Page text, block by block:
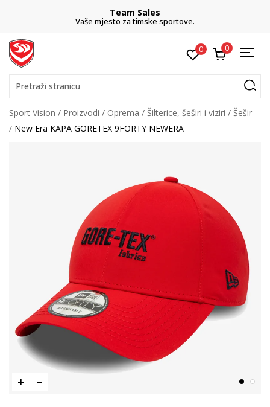
Team Sales
Vaše mjesto za timske sportove.
0 0
Pretraži stranicu
Sport Vision Proizvodi Oprema Šilterice, šeširi i viziri
Šešir
New Era KAPA GORETEX 9FORTY NEWERA